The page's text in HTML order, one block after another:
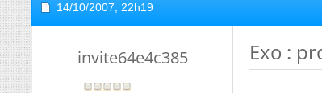
14/10/2007, 22h19
invite64e4c385 Exo :